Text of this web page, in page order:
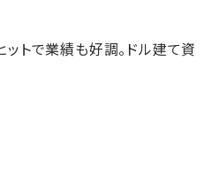
トで業績も好調。ドル建て資